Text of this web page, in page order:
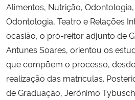
Alimentos, Nutrição,
Odontologia, Teatro e Relações
ocasião, o pró-reitor adjunto de
Antunes Soares, orientou os
que compõem o processo,
realização das matrículas.
de Graduação, Jerônimo